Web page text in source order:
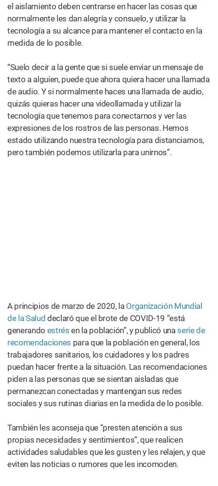
el aislamiento deben centrarse en hacer las cosas que
normalmente les dan alegría y consuelo, y utilizar la
tecnología a su alcance para mantener el contacto en la
medida de lo posible.
“Suelo decir a la gente que si suele enviar un mensaje de
texto a alguien, puede que ahora quiera hacer una llamada
de audio. Y si normalmente haces una llamada de audio,
quizás quieras hacer una videollamada y utilizar la
tecnología que tenemos para conectarnos y ver las
expresiones de los rostros de las personas. Hemos
estado utilizando nuestra tecnología para distanciarnos,
pero también podemos utilizarla para unirnos”.
A principios de marzo de 2020, la Organización Mundial
de la Salud declaró que el brote de COVID-19 “está
generando estrés en la población”, y publicó unaserie de
recomendaciones para que la población en general, los
trabajadores sanitarios, los cuidadores y los padres
puedan hacer frente a la situación. Las recomendaciones
piden a las personas que se sientan aisladas que
permanezcan conectadas y mantengan sus redes
sociales y sus rutinas diarias en la medida de lo posible.
También les aconseja que “presten atención a sus
propias necesidades y sentimientos”, que realicen
actividades saludables que les gusten y les relajen, y que
eviten las noticias o rumores que les incomoden.